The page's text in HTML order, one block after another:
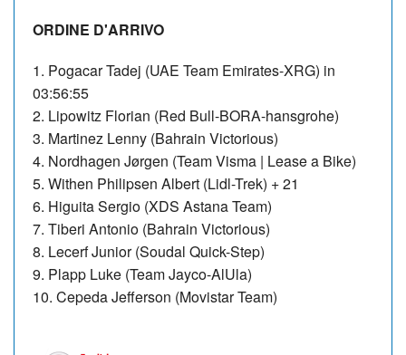
ORDINE D'ARRIVO
1. Pogacar Tadej (UAE Team Emirates-XRG) in
03:56:55
2. Lipowitz Florian (Red Bull-BORA-hansgrohe)
3. Martinez Lenny (Bahrain Victorious)
4. Nordhagen Jørgen (Team Visma | Lease a Bike)
5. Withen Philipsen Albert (Lidl-Trek) + 21
6. Higuita Sergio (XDS Astana Team)
7. Tiberi Antonio (Bahrain Victorious)
8. Lecerf Junior (Soudal Quick-Step)
9. Plapp Luke (Team Jayco-AlUla)
10. Cepeda Jefferson (Movistar Team)